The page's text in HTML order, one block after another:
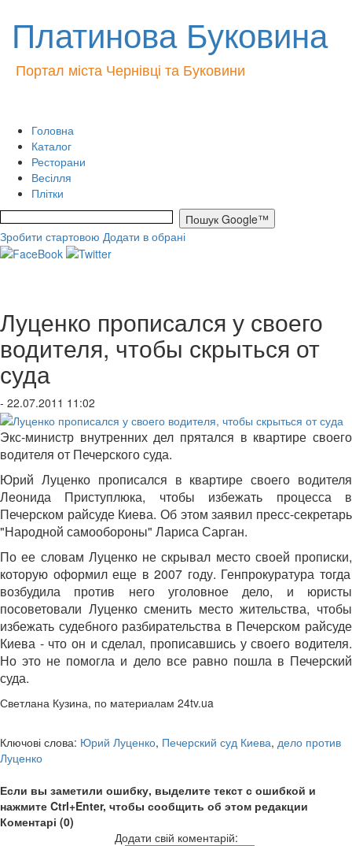
Платинова Буковина
Портал міста Чернівці та Буковини
Головна
Каталог
Ресторани
Весілля
Плітки
Зробити стартовою Додати в обрані
Луценко прописался у своего
водителя, чтобы скрыться от
суда
- 22.07.2011 11:02
Экс-министр внутренних дел прятался в квартире своего
водителя от Печерского суда.
Юрий Луценко прописался в квартире своего водителя
Леонида Приступлюка, чтобы избежать процесса в
Печерском райсуде Киева. Об этом заявил пресс-секретарь
"Народной самообороны" Лариса Сарган.
По ее словам Луценко не скрывал место своей прописки,
которую оформил еще в 2007 году. Генпрокуратура тогда
возбудила против него уголовное дело, и юристы
посоветовали Луценко сменить место жительства, чтобы
избежать судебного разбирательства в Печерском райсуде
Киева - что он и сделал, прописавшись у своего водителя.
Но это не помогла и дело все равно пошла в Печерский
суда.
Светлана Кузина, по материалам 24tv.ua
Ключові слова: Юрий Луценко, Печерский суд Киева, дело против
Луценко
Если вы заметили ошибку, выделите текст с ошибкой и
нажмите Ctrl+Enter, чтобы сообщить об этом редакции
Коментарі (0)
Додати свій коментарій: